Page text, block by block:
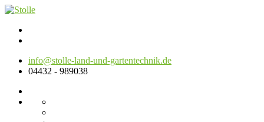
info@stolle-land-und-gartentechnik.de
04432 - 989038